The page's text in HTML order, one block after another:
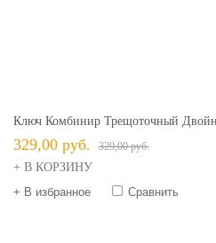
Ключ Комбинир Трещоточный
329,00 руб. 329,00 руб.
+ В КОРЗИНУ
+ В избранное
Сравнить